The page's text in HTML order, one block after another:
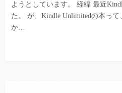
ようとしています。 経緯 最近
た。 が、Kindle Unlimitedの本っ
か…